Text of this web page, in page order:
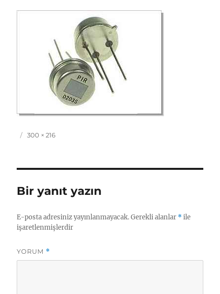
YayınTam
300 × 216
Bir yanıt yazın
E-posta adresiniz yayınlanmayacak. Gerekli alanlar *ile
işaretlenmişlerdir
YORUM *